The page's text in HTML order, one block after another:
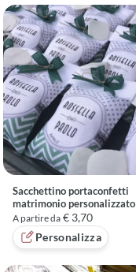
Sacchettino portaconfetti
matrimonio personalizzato
A partire da € 3,70
Personalizza